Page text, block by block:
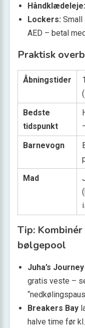
Håndklædeleje:
Lockers: Small
AED – betal
Praktisk
Åbningstider
Bedste
tidspunkt
Barnevogn
Mad
Tip:
bølgepool
Juha’s
gratis veste –
Breakers Bay
halve time før